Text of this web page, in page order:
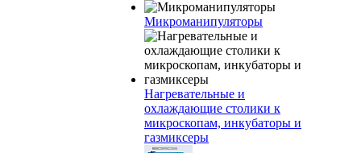
Микроманипуляторы
Нагревательные и
охлаждающие столики к
микроскопам, инкубаторы и
газмиксеры